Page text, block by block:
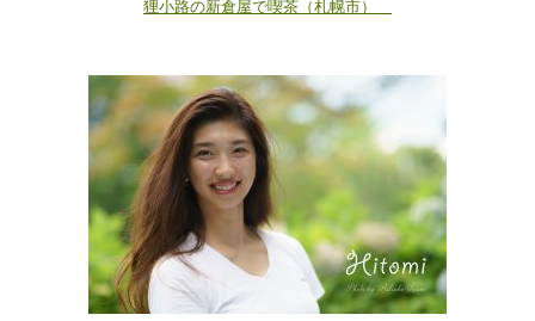
狸小路の新倉屋で喫茶（札幌市）